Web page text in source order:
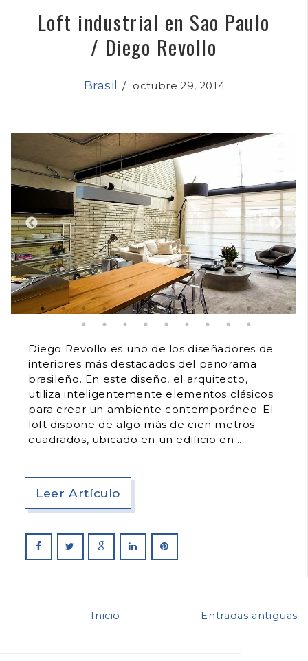
Loft industrial en Sao Paulo
/ Diego Revollo
Brasil / octubre 29, 2014
Diego Revollo es uno de los diseñadores de
interiores más destacados del panorama
brasileño. En este diseño, el arquitecto,
utiliza inteligentemente elementos clásicos
para crear un ambiente contemporáneo. El
loft dispone de algo más de cien metros
cuadrados, ubicado en un edificio en
Leer Artículo
Entradas antiguas
Inicio